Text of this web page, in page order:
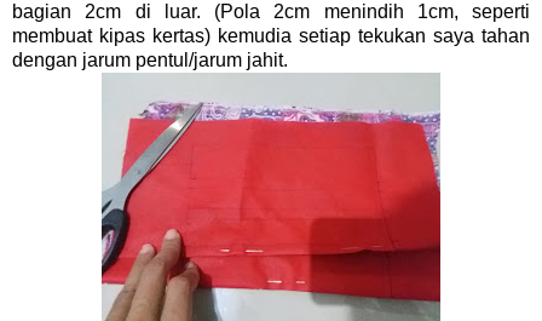
bagian 2cm di luar. (Pola 2cm menindih 1cm, seperti
membuat kipas kertas) kemudia setiap tekukan saya tahan
dengan jarum pentul/jarum jahit.